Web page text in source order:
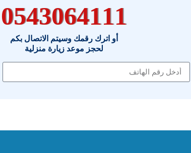
0543064111
أو اترك رقمك وسيتم الاتصال بكم
لحجز موعد زيارة منزلية